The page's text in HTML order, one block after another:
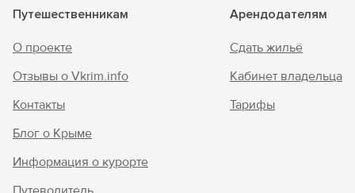
Путешественникам
О проекте
Отзывы о Vkrim.info
Контакты
Блог о Крыме
Информация о курорте
Арендодателям
Сдать жильё
Кабинет владельца
Тарифы